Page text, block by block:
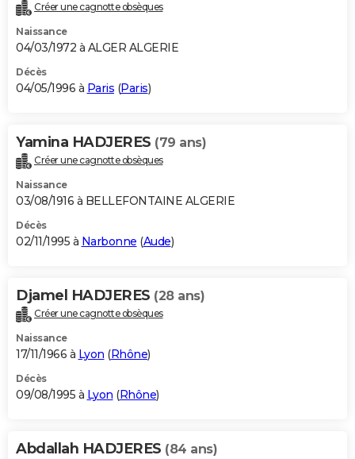
Créer une cagnotte obsèques
Naissance
04/03/1972 à ALGER ALGERIE
Décès
04/05/1996 à Paris (Paris)
Yamina HADJERES (79 ans)
Créer une cagnotte obsèques
Naissance
03/08/1916 à BELLEFONTAINE ALGERIE
Décès
02/11/1995 à Narbonne (Aude)
Djamel HADJERES (28 ans)
Créer une cagnotte obsèques
Naissance
17/11/1966 à Lyon (Rhône)
Décès
09/08/1995 à Lyon (Rhône)
Abdallah HADJERES (84 ans)